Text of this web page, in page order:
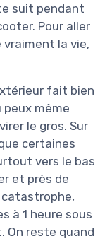
suit pendant
Pour aller
vraiment la vie,
fait bien
peux même
le gros. Sur
certaines
vers le bas
et près de
catastrophe,
à 1 heure sous
On reste quand